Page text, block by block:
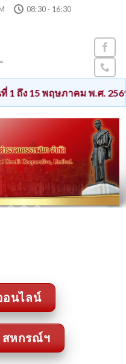
08:30 - 16:30
าคม พ.ศ. 2569 เงินกู้สามัญ
อนไลน์
สหกรณ์ฯ